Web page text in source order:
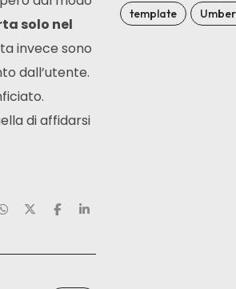
solo nel
invece sono
dall’utente.
di affidarsi
template